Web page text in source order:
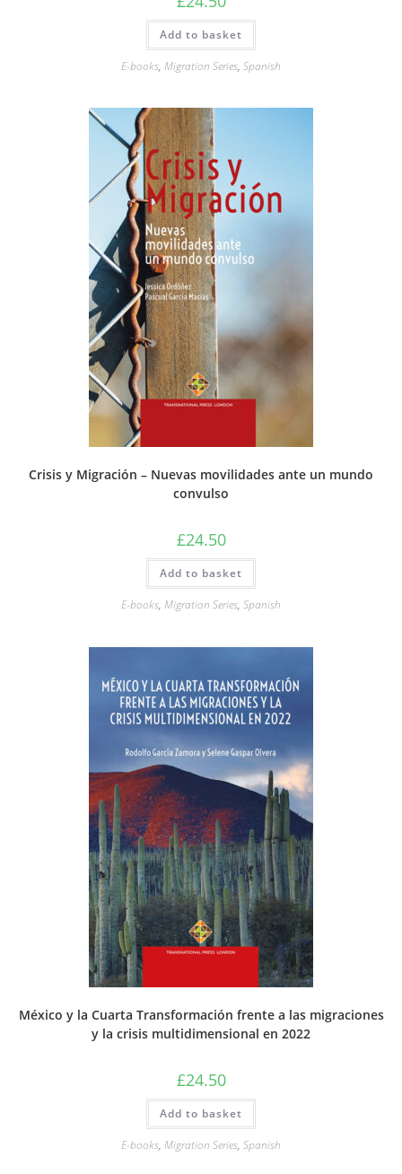
Add to basket
E-books, Migration Series, Spanish
Crisis y Migración – Nuevas movilidades ante un mundo
convulso
£24.50
Add to basket
E-books, Migration Series, Spanish
México y la Cuarta Transformación frente a las migraciones
y la crisis multidimensional en 2022
£24.50
Add to basket
E-books, Migration Series, Spanish